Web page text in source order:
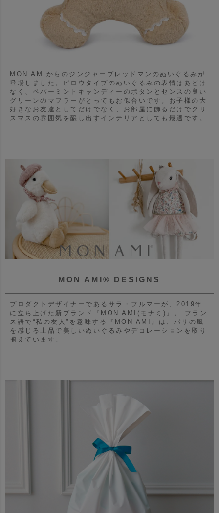
MON AMIからのジンジャーブレッドマンのぬいぐるみが
登場しました。
ピロウタイプのぬいぐるみの表情はあどけ
なく、ペパーミントキャンディーのボタンとセンスの良い
グリーンのマフラーがとってもお似合いです。 お子様の大
好きなお友達としてだけでなく、お部屋に飾るだけでクリ
スマスの雰囲気を醸し出すインテリアとしても最適です。
MON AMI® DESIGNS
プロダクトデザイナーであるサラ・フルマーが、2019年
に立ち上げた新ブランド『MON AMI(モナミ)』。
フラン
ス語で“私の友人”を意味する『MON AMI』は、パリの風
を感じる上品で美しいぬいぐるみやデコレーションを取り
揃えています。